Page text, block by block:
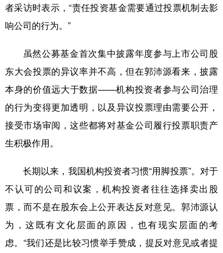
者采访时表示，“责任投资基金需要通过投票机制去影
响公司的行为。”
虽然公募基金首次集中披露年度参与上市公司股
东大会投票的异议率并不高，但在郭沛源看来，披露
本身的价值远大于数据——机构投资者参与公司治理
的行为变得更加透明，以及异议投票理由需要公开，
接受市场审阅，这些都将对基金公司履行投票职责产
生积极作用。
长期以来，我国机构投资者习惯“用脚投票”。对于
不认可的公司和议案，机构投资者往往选择卖出股
票，而不是在股东会上公开表达反对意见。郭沛源认
为，这既有文化层面的原因，也有现实层面的考
虑。“我们还是比较习惯举手赞成，提反对意见或者提